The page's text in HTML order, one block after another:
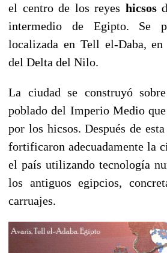
el centro de los reyes hicsos
intermedio de Egipto. Se
localizada en Tell el-Daba,
del Delta del Nilo.
La ciudad se construyó
poblado del Imperio Medio
por los hicsos. Después de
fortificaron adecuadamente la
el país utilizando tecnología
los antiguos egipcios,
carruajes.